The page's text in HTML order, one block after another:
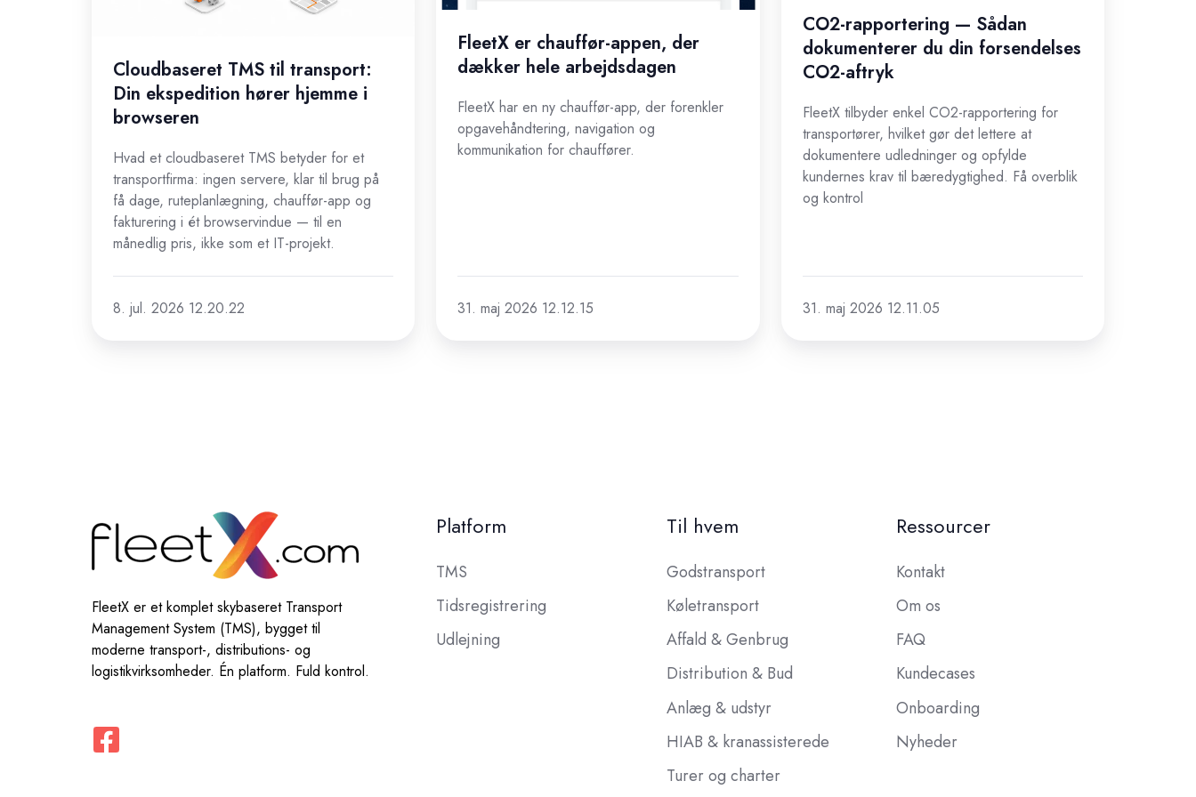
browseren
Cloudbaseret TMS til transport:
Din ekspedition hører hjemme i
browseren
Hvad et cloudbaseret TMS betyder for et
transportfirma: ingen servere, klar til brug på
få dage, ruteplanlægning, chauffør-app og
fakturering i ét browservindue — til en
månedlig pris, ikke som et IT-projekt.
8. jul. 2026 12.20.22
arbejdsdagen
FleetX er chauffør-appen, der
dækker hele arbejdsdagen
FleetX har en ny chauffør-app, der forenkler
opgavehåndtering, navigation og
kommunikation for chauffører.
31. maj 2026 12.12.15
CO2-
aftryk
CO2-rapportering — Sådan
dokumenterer du din forsendelses
CO2-aftryk
FleetX tilbyder enkel CO2-rapportering for
transportører, hvilket gør det lettere at
dokumentere udledninger og opfylde
kundernes krav til bæredygtighed. Få overblik
og kontrol
31. maj 2026 12.11.05
FleetX er et komplet skybaseret Transport
Management System (TMS), bygget til
moderne transport-, distributions- og
logistikvirksomheder. Én platform. Fuld kontrol.
Platform
TMS
Tidsregistrering
Udlejning
Til hvem
Godstransport
Køletransport
Affald & Genbrug
Distribution & Bud
Anlæg & udstyr
HIAB & kranassisterede
Turer og charter
Ressourcer
Kontakt
Om os
FAQ
Kundecases
Onboarding
Nyheder